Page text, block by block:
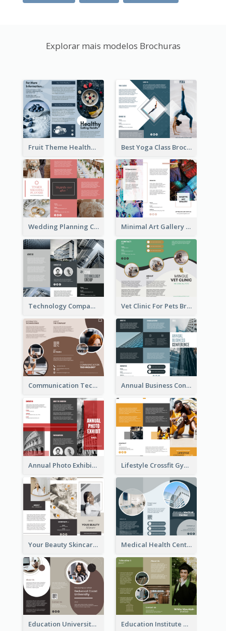
Explorar mais modelos Brochuras
Fruit Theme Healthy Eating Habit Brochure Best Yoga Class Brochure
Wedding Planning Company Brochure Minimal Art Gallery Brochure
Technology Company Brochure Vet Clinic For Pets Brochure
Communication Technology Company Brochure Annual Business Conference Brochure
Annual Photo Exhibition Brochure Lifestyle Crossfit Gym Brochure
Your Beauty Skincare Company Brochure Medical Health Centre Brochure
Education University Brochure Education Institute Brochure